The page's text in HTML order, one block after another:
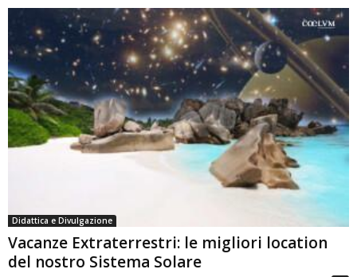
Didattica e Divulgazione
Vacanze Extraterrestri: le migliori location
del nostro Sistema Solare